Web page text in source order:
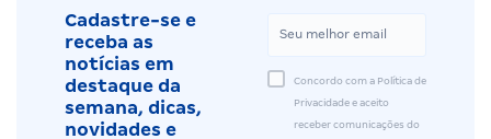
Cadastre-se e
receba as
notícias em
destaque da
semana, dicas,
novidades e
Concordo com a Política de
Privacidade e aceito
receber comunicações do